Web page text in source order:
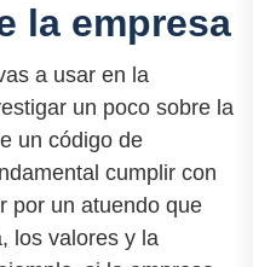
la empresa
a usar en la
un poco sobre la
un código de
cumplir con
por un atuendo que
los valores y la